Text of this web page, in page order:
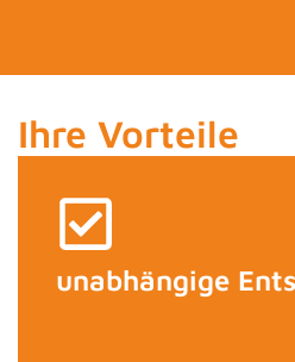
Ihre Vorteile
unabhängige